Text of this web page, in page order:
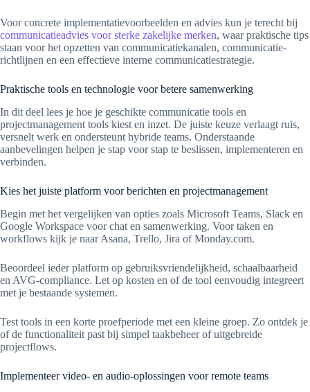
Voor concrete implementatievoorbeelden en advies kun je terecht bij
communicatieadvies voor sterke zakelijke merken, waar praktische tips
staan voor het opzetten van communicatiekanalen, communicatie-
richtlijnen en een effectieve interne communicatiestrategie.
Praktische tools en technologie voor betere samenwerking
In dit deel lees je hoe je geschikte communicatie tools en
projectmanagement tools kiest en inzet. De juiste keuze verlaagt ruis,
versnelt werk en ondersteunt hybride teams. Onderstaande
aanbevelingen helpen je stap voor stap te beslissen, implementeren en
verbinden.
Kies het juiste platform voor berichten en projectmanagement
Begin met het vergelijken van opties zoals Microsoft Teams, Slack en
Google Workspace voor chat en samenwerking. Voor taken en
workflows kijk je naar Asana, Trello, Jira of Monday.com.
Beoordeel ieder platform op gebruiksvriendelijkheid, schaalbaarheid
en AVG-compliance. Let op kosten en of de tool eenvoudig integreert
met je bestaande systemen.
Test tools in een korte proefperiode met een kleine groep. Zo ontdek je
of de functionaliteit past bij simpel taakbeheer of uitgebreide
projectflows.
Implementeer video- en audio-oplossingen voor remote teams